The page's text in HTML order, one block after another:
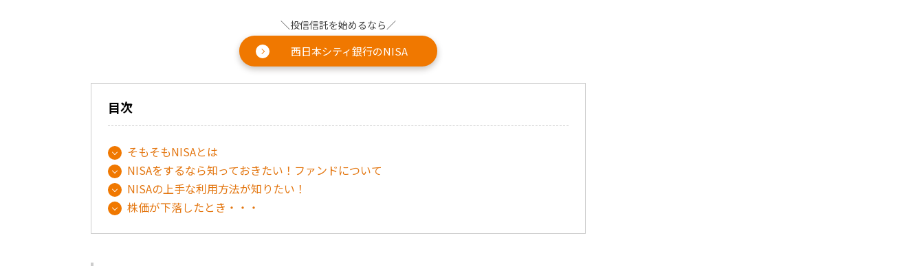
＼投信信託を始めるなら／
西日本シティ銀行のNISA
目次
そもそもNISAとは
NISAをするなら知っておきたい！ファンドについて
NISAの上手な利用方法が知りたい！
株価が下落したとき・・・